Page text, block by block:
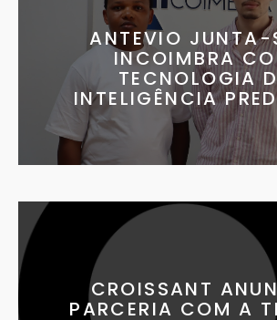
ANTEVIO JUNTA-
INCOIMBRA
TECNOLOGIA
INTELIGÊNCIA
CROISSANT
PARCERIA COM A